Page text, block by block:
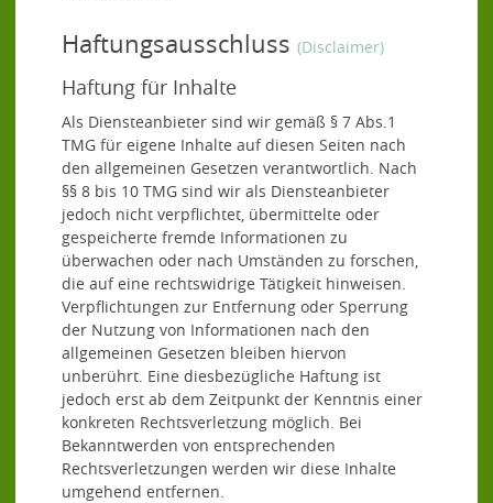
Haftungsausschluss (Disclaimer)
Haftung für Inhalte
Als Diensteanbieter sind wir gemäß § 7 Abs.1
TMG für eigene Inhalte auf diesen Seiten nach
den allgemeinen Gesetzen verantwortlich. Nach
§§ 8 bis 10 TMG sind wir als Diensteanbieter
jedoch nicht verpflichtet, übermittelte oder
gespeicherte fremde Informationen zu
überwachen oder nach Umständen zu forschen,
die auf eine rechtswidrige Tätigkeit hinweisen.
Verpflichtungen zur Entfernung oder Sperrung
der Nutzung von Informationen nach den
allgemeinen Gesetzen bleiben hiervon
unberührt. Eine diesbezügliche Haftung ist
jedoch erst ab dem Zeitpunkt der Kenntnis einer
konkreten Rechtsverletzung möglich. Bei
Bekanntwerden von entsprechenden
Rechtsverletzungen werden wir diese Inhalte
umgehend entfernen.